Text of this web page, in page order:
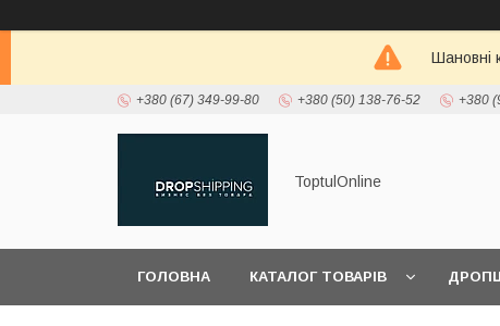
Шановні
+380 (67) 349-99-80 +380 (50) 138-76-52 +380
ToptulOnline
ГОЛОВНА КАТАЛОГ ТОВАРІВ